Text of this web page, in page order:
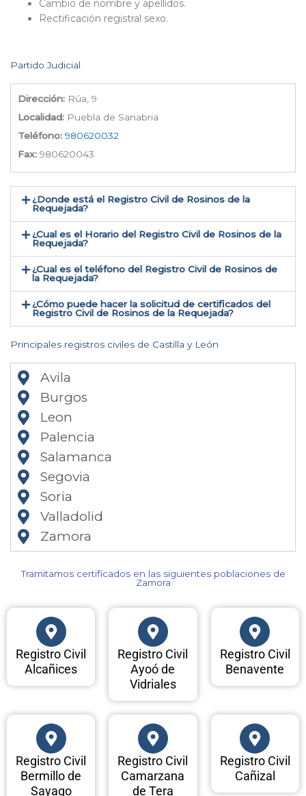
Cambio de nombre y apellidos.
Rectificación registral sexo.
Partido Judicial
Dirección: Rúa, 9
Localidad: Puebla de Sanabria
Teléfono: 980620032
Fax: 980620043
¿Donde está el Registro Civil de Rosinos de la
Requejada​?
¿Cual es el Horario del Registro Civil de Rosinos de la
Requejada?
¿Cual es el teléfono del Registro Civil de Rosinos de
la Requejada​?
¿Cómo puede hacer la solicitud de certificados del
Registro Civil de Rosinos de la Requejada​?
Principales registros civiles de Castilla y León
Avila
Burgos
Leon
Palencia
Salamanca
Segovia
Soria
Valladolid
Zamora
Tramitamos certificados en las siguientes poblaciones de
Zamora​
Registro Civil
Alcañices
Registro Civil
Ayoó de
Vidriales
Registro Civil
Benavente
Registro Civil
Bermillo de
Sayago
Registro Civil
Camarzana
de Tera
Registro Civil
Cañizal